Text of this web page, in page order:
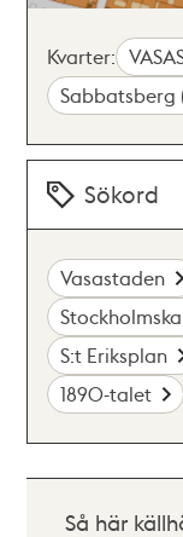
Kvarter:
Sabbatsberg
Sökord
Vasastaden
S:t Eriksplan
1890-talet
Så här